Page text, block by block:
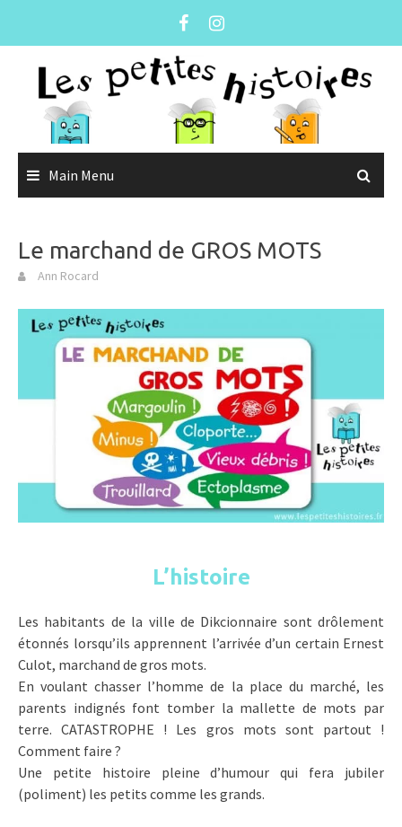
Main Menu
Le marchand de GROS MOTS
Ann Rocard
L’histoire
Les habitants de la ville de Dikcionnaire sont drôlement
étonnés lorsqu’ils apprennent l’arrivée d’un certain Ernest
Culot, marchand de gros mots.
En voulant chasser l’homme de la place du marché, les
parents indignés font tomber la mallette de mots par
terre. CATASTROPHE ! Les gros mots sont partout !
Comment faire ?
Une petite histoire pleine d’humour qui fera jubiler
(poliment) les petits comme les grands.